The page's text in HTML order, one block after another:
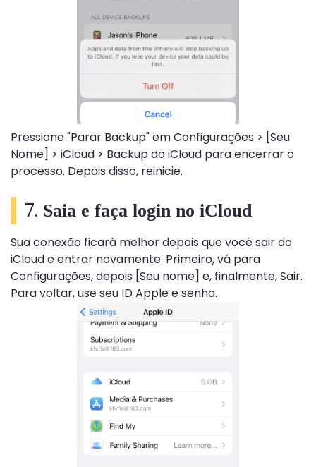
Pressione "Parar Backup" em Configurações > [Seu
Nome] > iCloud > Backup do iCloud para encerrar o
processo. Depois disso, reinicie.
7. Saia e faça login no iCloud
Sua conexão ficará melhor depois que você sair do
iCloud e entrar novamente. Primeiro, vá para
Configurações, depois [Seu nome] e, finalmente, Sair.
Para voltar, use seu ID Apple e senha.